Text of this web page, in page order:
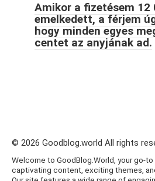
Amikor a fizetésem 12
emelkedett, a férjem
hogy minden egyes
centet az anyjának ad.
© 2026 Goodblog.world All rights
Welcome to GoodBlog.World, your go-
captivating content, exciting themes,